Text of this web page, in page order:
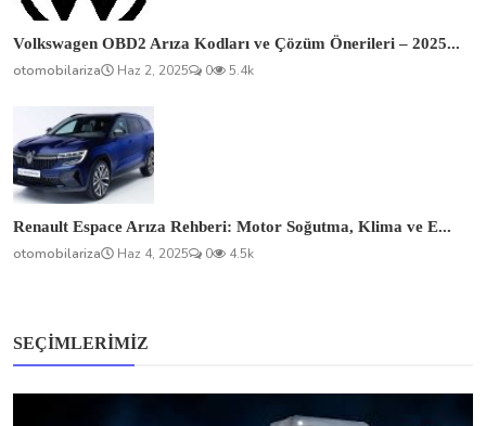
Volkswagen OBD2 Arıza Kodları ve Çözüm Önerileri – 2025...
otomobilariza
Haz 2, 2025 0 5.4k
Renault Espace Arıza Rehberi: Motor Soğutma, Klima ve E...
otomobilariza
Haz 4, 2025 0 4.5k
SEÇIMLERIMIZ